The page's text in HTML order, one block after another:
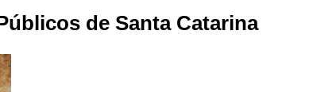
de Santa Catarina